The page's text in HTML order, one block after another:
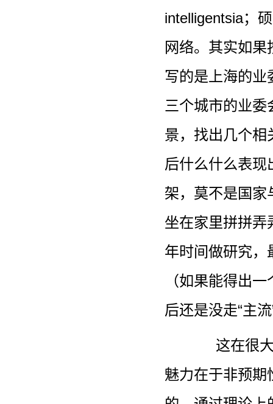
intelligentsia；
网络。其实如
写的是上海的业
三个城市的业
景，找出几个相
后什么什么表
架，莫不是国家
坐在家里拼拼弄
年时间做研究，
（如果能得出
后还是没走“主
这在很
魅力在于非预期